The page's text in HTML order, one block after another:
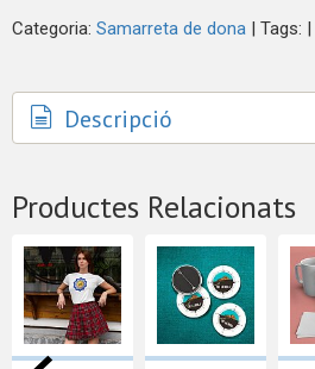
Categoria: Samarreta de dona | Tags: |
Descripció
Productes Relacionats